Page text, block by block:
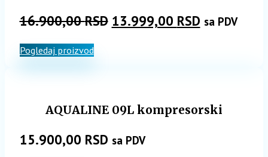
16.900,00RSD Originalna
13.999,00 RSDTrenutna
sa PDV
Pogledaj proizvod
AQUALINE 09L kompresorski
15.900,00 RSD sa PDV